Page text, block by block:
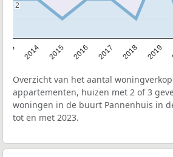
2014 2015 2016 2017 2018 2019
2
2
Overzicht van het aantal
appartementen, huizen met 2 of 3
woningen in de buurt Pannenhuis in
tot en met 2023.